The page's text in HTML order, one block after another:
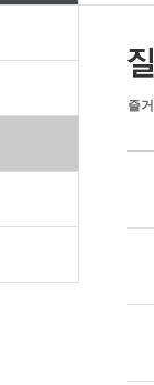
즐